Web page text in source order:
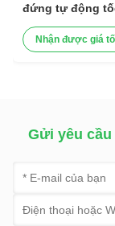
đứng tự động
hạt hạt máy
thực phẩm
Nhận được giá
Gửi yêu